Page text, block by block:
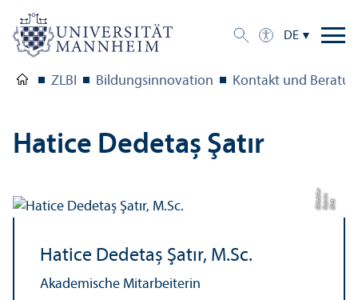
DE
ZLBI Bildungs­innovation Kontakt und
Hatice Dedetaș Şatır
Bil
d:
K
a
t
ri
nGl
ü
c
kle
r
Hatice Dedetaș Şatır, M.Sc.
Akademische Mitarbeiterin